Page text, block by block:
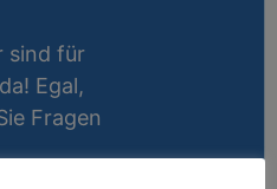
sind für
Egal,
Fragen